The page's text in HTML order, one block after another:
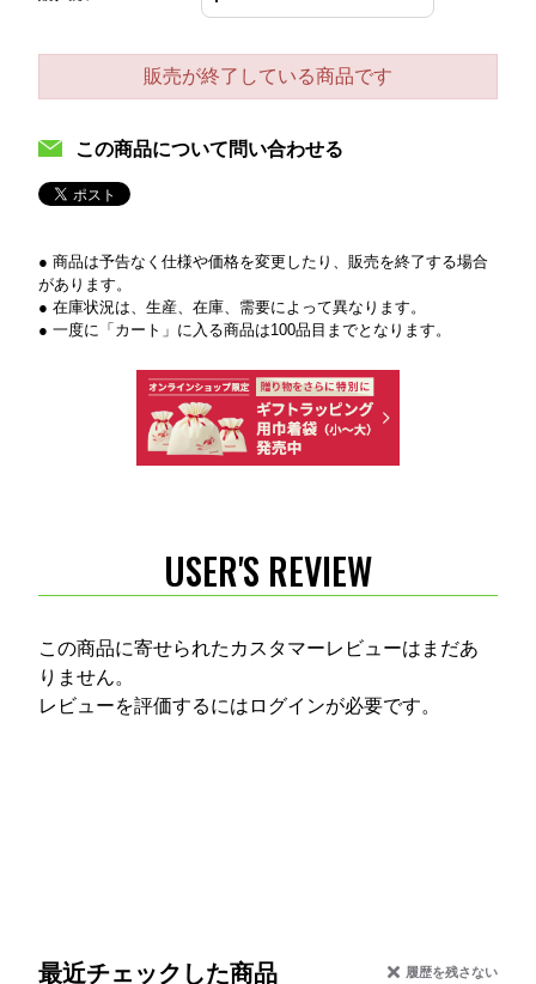
販売が終了している商品です
この商品について問い合わせる
● 商品は予告なく仕様や価格を変更したり、販売を終了する場合
があります。
● 在庫状況は、生産、在庫、需要によって異なります。
● 一度に「カート」に入る商品は100品目までとなります。
USER'S REVIEW
この商品に寄せられたカスタマーレビューはまだあ
りません。
レビューを評価するには ログインが必要です。
最近チェックした商品 履歴を残さない